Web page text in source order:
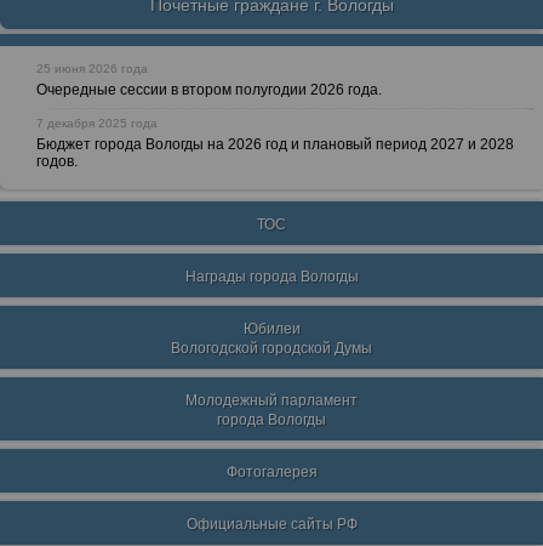
Почетные граждане г. Вологды
25 июня 2026 года
Очередные сессии в втором полугодии 2026 года.
7 декабря 2025 года
Бюджет города Вологды на 2026 год и плановый период 2027 и 2028
годов.
ТОС
Награды города Вологды
Юбилеи
Вологодской городской Думы
Молодежный парламент
города Вологды
Фотогалерея
Официальные сайты РФ